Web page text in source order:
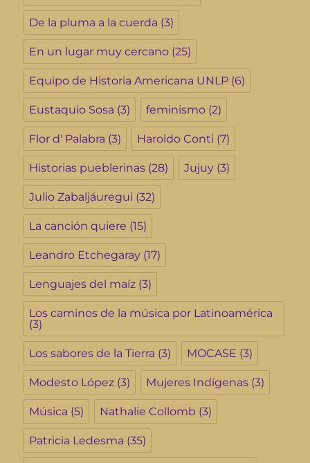
De la pluma a la cuerda (3)
En un lugar muy cercano (25)
Equipo de Historia Americana UNLP (6)
Eustaquio Sosa (3) feminismo (2)
Flor d' Palabra (3) Haroldo Conti (7)
Historias pueblerinas (28) Jujuy (3)
Julio Zabaljáuregui (32)
La canción quiere (15)
Leandro Etchegaray (17)
Lenguajes del maíz (3)
Los caminos de la música por Latinoamérica
(3)
Los sabores de la Tierra (3) MOCASE (3)
Modesto López (3) Mujeres Indígenas (3)
Música (5) Nathalie Collomb (3)
Patricia Ledesma (35)